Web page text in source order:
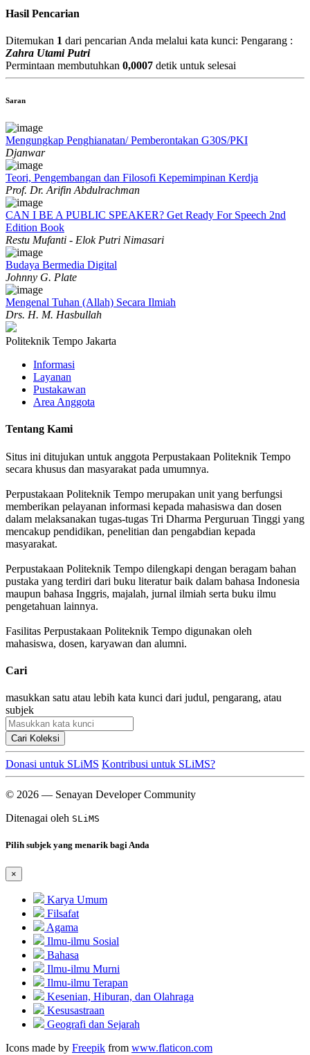
Hasil Pencarian
Ditemukan 1 dari pencarian Anda melalui kata kunci: Pengarang :
Zahra Utami Putri
Permintaan membutuhkan 0,0007 detik untuk selesai
Saran
Mengungkap Penghianatan/ Pemberontakan G30S/PKI
Djanwar
Teori, Pengembangan dan Filosofi Kepemimpinan Kerdja
Prof. Dr. Arifin Abdulrachman
CAN I BE A PUBLIC SPEAKER? Get Ready For Speech 2nd
Edition Book
Restu Mufanti - Elok Putri Nimasari
Budaya Bermedia Digital
Johnny G. Plate
Mengenal Tuhan (Allah) Secara Ilmiah
Drs. H. M. Hasbullah
Politeknik Tempo Jakarta
Informasi
Layanan
Pustakawan
Area Anggota
Tentang Kami
Situs ini ditujukan untuk anggota Perpustakaan Politeknik Tempo
secara khusus dan masyarakat pada umumnya.
Perpustakaan Politeknik Tempo merupakan unit yang berfungsi
memberikan pelayanan informasi kepada mahasiswa dan dosen
dalam melaksanakan tugas-tugas Tri Dharma Perguruan Tinggi yang
mencakup pendidikan, penelitian dan pengabdian kepada
masyarakat.
Perpustakaan Politeknik Tempo dilengkapi dengan beragam bahan
pustaka yang terdiri dari buku literatur baik dalam bahasa Indonesia
maupun bahasa Inggris, majalah, jurnal ilmiah serta buku ilmu
pengetahuan lainnya.
Fasilitas Perpustakaan Politeknik Tempo digunakan oleh
mahasiswa, dosen, karyawan dan alumni.
Cari
masukkan satu atau lebih kata kunci dari judul, pengarang, atau
subjek
Cari Koleksi
Donasi untuk SLiMS Kontribusi untuk SLiMS?
© 2026 — Senayan Developer Community
Ditenagai oleh SLiMS
Pilih subjek yang menarik bagi Anda
×
Karya Umum
Filsafat
Agama
Ilmu-ilmu Sosial
Bahasa
Ilmu-ilmu Murni
Ilmu-ilmu Terapan
Kesenian, Hiburan, dan Olahraga
Kesusastraan
Geografi dan Sejarah
Icons made by Freepik from www.flaticon.com